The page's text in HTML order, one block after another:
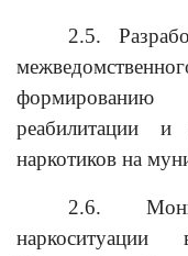
2.5.
реабилитации и
наркотиков на
2.6.